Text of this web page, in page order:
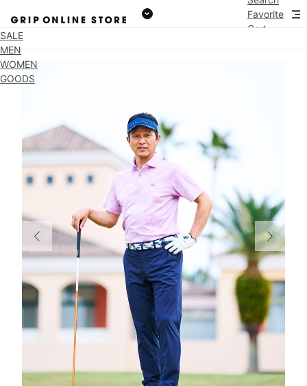
Favorite
Cart
SALE
MEN
WOMEN
GOODS